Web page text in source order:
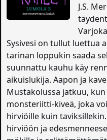
J.S.
Sysivesi on tullut luettua
tarinan loppukin saada
suunnattu kauhu käy
aikuislukija. Aapon ja
Mustakolussa jatkuu,
monsteriitti-kiveä, joka
hirviöille kuin
hirviöön ja